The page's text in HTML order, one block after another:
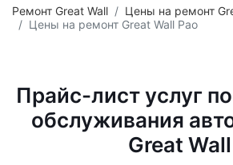
Ремонт Great Wall
Цены на ремонт
Цены на ремонт Great Wall Pao
Прайс-лист услуг
обслуживания
Great Wall